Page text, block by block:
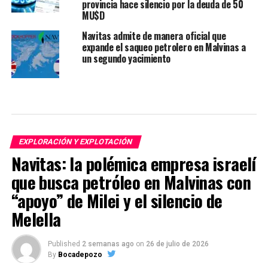
provincia hace silencio por la deuda de 50
MU$D
Navitas admite de manera oficial que
expande el saqueo petrolero en Malvinas a
un segundo yacimiento
EXPLORACIÓN Y EXPLOTACIÓN
Navitas: la polémica empresa israelí
que busca petróleo en Malvinas con
“apoyo” de Milei y el silencio de
Melella
Published 2 semanas ago on 26 de julio de 2026
By Bocadepozo